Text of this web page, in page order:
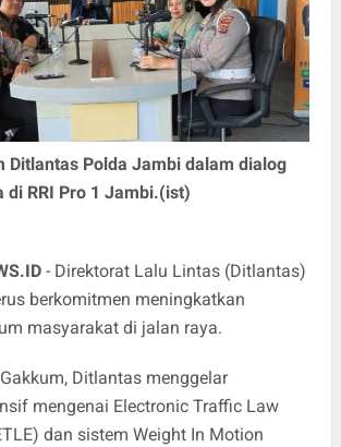
Ditlantas Polda Jambi dalam dialog
di RRI Pro 1 Jambi.(ist)
- Direktorat Lalu Lintas (Ditlantas)
berkomitmen meningkatkan
masyarakat di jalan raya.
Ditlantas menggelar
mengenai Electronic Traffic Law
dan sistem Weight In Motion